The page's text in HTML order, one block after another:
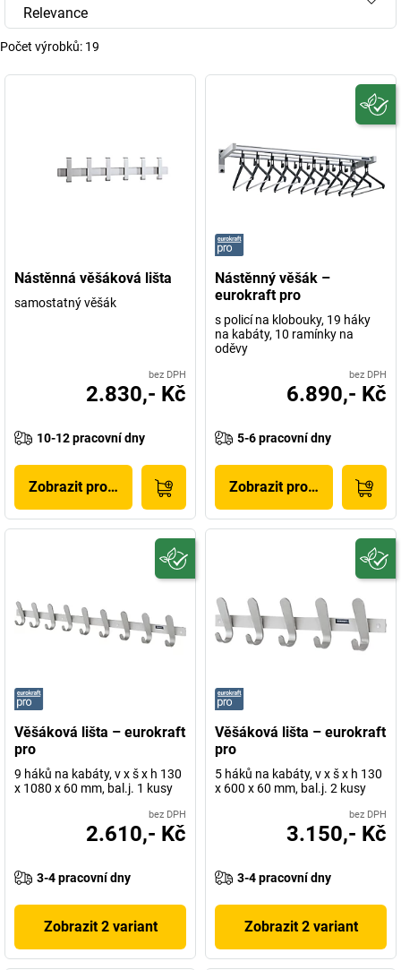
Relevance
Počet výrobků: 19
Nástěnná věšáková lišta
samostatný věšák
bez DPH
2.830,- Kč
10-12 pracovní dny
Zobrazit produkt
Nástěnný věšák –
eurokraft pro
s policí na klobouky, 19 háky
na kabáty, 10 ramínky na
oděvy
bez DPH
6.890,- Kč
5-6 pracovní dny
Zobrazit produkt
Věšáková lišta – eurokraft
pro
9 háků na kabáty, v x š x h 130
x 1080 x 60 mm, bal.j. 1 kusy
bez DPH
2.610,- Kč
3-4 pracovní dny
Zobrazit 2 variant
Věšáková lišta – eurokraft
pro
5 háků na kabáty, v x š x h 130
x 600 x 60 mm, bal.j. 2 kusy
bez DPH
3.150,- Kč
3-4 pracovní dny
Zobrazit 2 variant